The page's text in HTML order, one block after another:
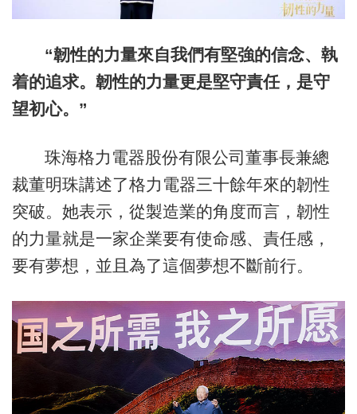
“韌性的力量來自我們有堅強的信念、執
着的追求。韌性的力量更是堅守責任，是守
望初心。”
珠海格力電器股份有限公司董事長兼總
裁董明珠講述了格力電器三十餘年來的韌性
突破。她表示，從製造業的角度而言，韌性
的力量就是一家企業要有使命感、責任感，
要有夢想，並且為了這個夢想不斷前行。